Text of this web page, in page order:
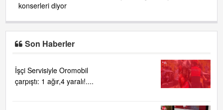
konserleri diyor
Son Haberler
İşçi Servisiyle Oromobil
çarpıştı: 1 ağır,4 yaralı!....